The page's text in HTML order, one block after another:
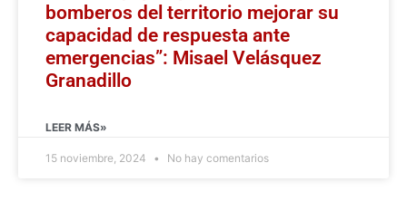
bomberos del territorio mejorar su
capacidad de respuesta ante
emergencias”: Misael Velásquez
Granadillo
LEER MÁS»
15 noviembre, 2024 No hay comentarios